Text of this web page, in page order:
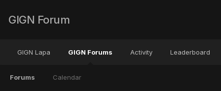
GIGN Forum
GIGN Lapa GIGN Forums
Forums Calendar
Activity Leaderboard